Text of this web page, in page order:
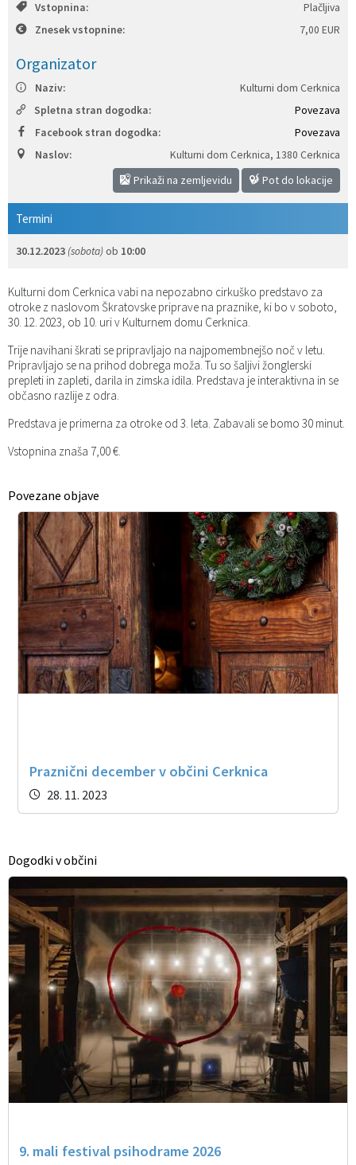
Vstopnina:
Plačljiva
Znesek vstopnine:
7,00 EUR
Organizator
Naziv:
Kulturni dom Cerknica
Spletna stran dogodka:
Povezava
Facebook stran dogodka:
Povezava
Naslov:
Kulturni dom Cerknica, 1380 Cerknica
Prikaži na zemljevidu Pot do lokacije
Termini
30.12.2023 (sobota) ob 10:00
Kulturni dom Cerknica vabi na nepozabno cirkuško predstavo za
otroke z naslovom Škratovske priprave na praznike, ki bo v soboto,
30. 12. 2023, ob 10. uri v Kulturnem domu Cerknica.
Trije navihani škrati se pripravljajo na najpomembnejšo noč v letu.
Pripravljajo se na prihod dobrega moža. Tu so šaljivi žonglerski
prepleti in zapleti, darila in zimska idila. Predstava je interaktivna in se
občasno razlije z odra.
Predstava je primerna za otroke od 3. leta. Zabavali se bomo 30 minut.
Vstopnina znaša 7,00 €.
Povezane objave
Praznični december v občini Cerknica
28. 11. 2023
Dogodki v občini
9. mali festival psihodrame 2026
Katalog informacij javnega značaja
Vizitka občine
Predsedniki političnih strank
Služba za okolje in prostor
Služba za stanovanjsko dejavnost
Služba za civilno zaščito
Služba za družbene dejavnosti
Služba za gospodarstvo, turizem in kmetijstvo
Služba za šport
Služba za krajevne skupnosti
Občinski predpisi
Strategije in koncepti
Proračuni občine